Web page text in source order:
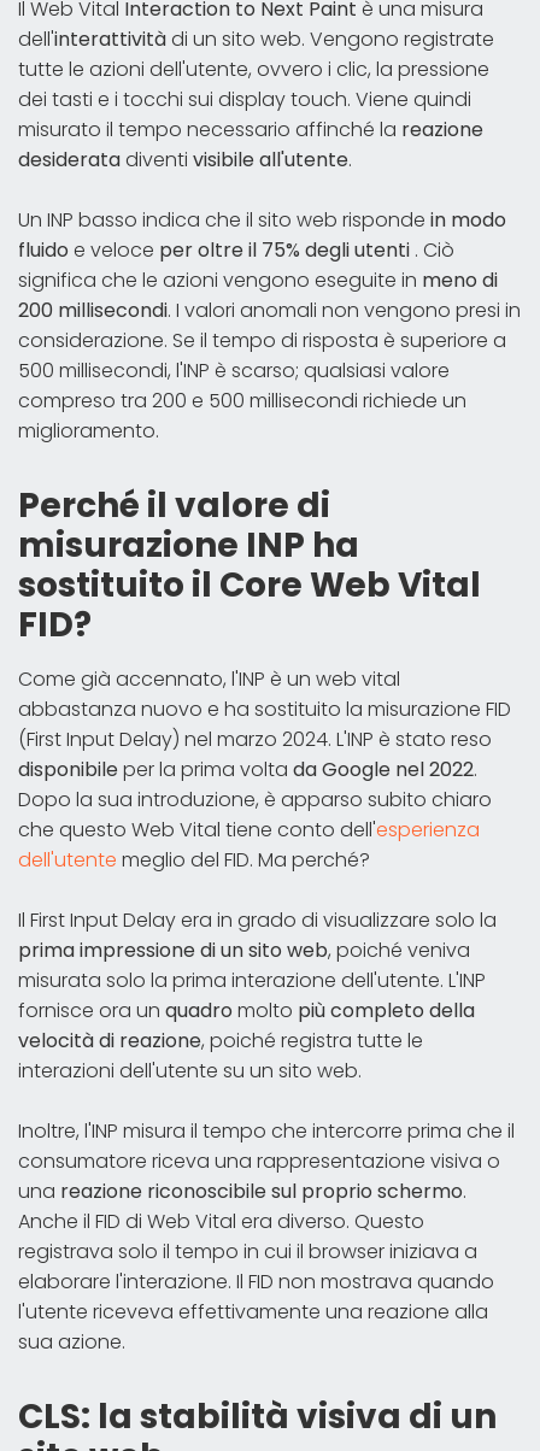
Il Web Vital Interaction to Next Paint è una misura
dell'interattivitàdi un sito web. Vengono registrate
tutte le azioni dell'utente, ovvero i clic, la pressione
dei tasti e i tocchi sui display touch. Viene quindi
misurato il tempo necessario affinché la reazione
desideratadiventi visibile all'utente.
Un INP basso indica che il sito web risponde in modo
fluido e veloce per oltre il 75% degli utenti . Ciò
significa che le azioni vengono eseguite in meno di
200 millisecondi. I valori anomali non vengono presi in
considerazione. Se il tempo di risposta è superiore a
500 millisecondi, l'INP è scarso; qualsiasi valore
compreso tra 200 e 500 millisecondi richiede un
miglioramento.
Perché il valore di
misurazione INP ha
sostituito il Core Web Vital
FID?
Come già accennato, l'INP è un web vital
abbastanza nuovo e ha sostituito la misurazione FID
(First Input Delay) nel marzo 2024. L'INP è stato reso
disponibileper la prima volta da Google nel 2022.
Dopo la sua introduzione, è apparso subito chiaro
che questo Web Vital tiene conto dell'esperienza
dell'utente meglio del FID. Ma perché?
Il First Input Delay era in grado di visualizzare solo la
prima impressione di un sito web, poiché veniva
misurata solo la prima interazione dell'utente. L'INP
fornisce ora un quadro molto più completo della
velocità di reazione, poiché registra tutte le
interazioni dell'utente su un sito web.
Inoltre, l'INP misura il tempo che intercorre prima che il
consumatore riceva una rappresentazione visiva o
una reazione riconoscibile sul proprio schermo.
Anche il FID di Web Vital era diverso. Questo
registrava solo il tempo in cui il browser iniziava a
elaborare l'interazione. Il FID non mostrava quando
l'utente riceveva effettivamente una reazione alla
sua azione.
CLS: la stabilità visiva di un